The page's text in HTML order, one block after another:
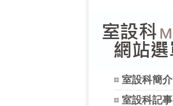
室設科簡介
室設科記事